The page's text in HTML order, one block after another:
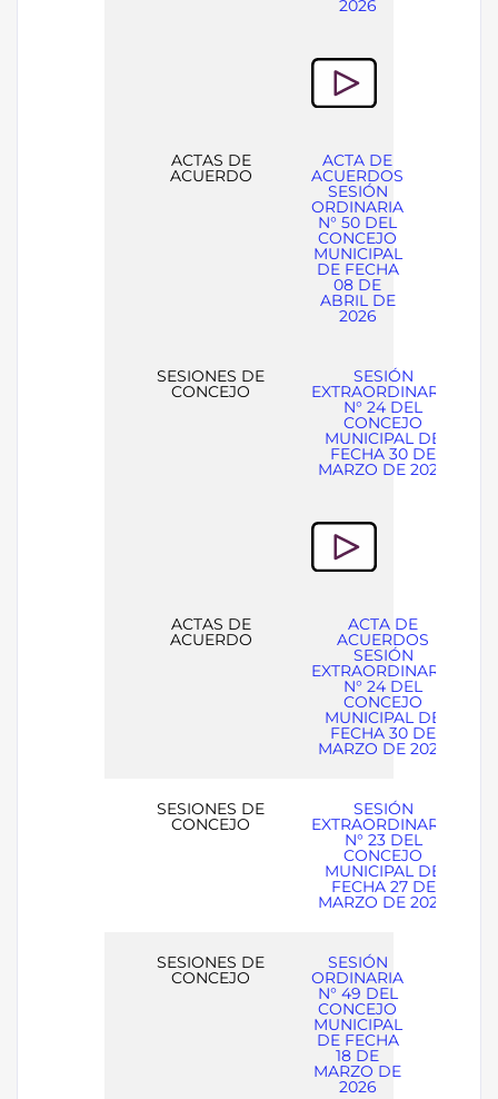
2026
ACTAS DE
ACUERDO
ACTA DE
ACUERDOS
SESIÓN
ORDINARIA
N° 50 DEL
CONCEJO
MUNICIPAL
DE FECHA
08 DE
ABRIL DE
2026
SESIONES DE
CONCEJO
SESIÓN
EXTRAORDINARIA
N° 24 DEL
CONCEJO
MUNICIPAL DE
FECHA 30 DE
MARZO DE 2026
ACTAS DE
ACUERDO
ACTA DE
ACUERDOS
SESIÓN
EXTRAORDINARIA
N° 24 DEL
CONCEJO
MUNICIPAL DE
FECHA 30 DE
MARZO DE 2026
SESIONES DE
CONCEJO
SESIÓN
EXTRAORDINARIA
N° 23 DEL
CONCEJO
MUNICIPAL DE
FECHA 27 DE
MARZO DE 2026
SESIONES DE
CONCEJO
SESIÓN
ORDINARIA
N° 49 DEL
CONCEJO
MUNICIPAL
DE FECHA
18 DE
MARZO DE
2026